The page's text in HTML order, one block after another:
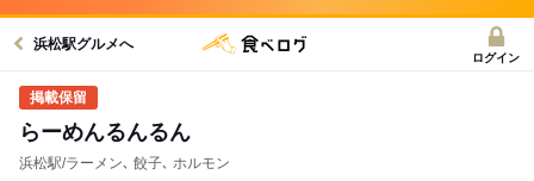
浜松駅グルメへ
ログイン
らーめんるんるん
浜松駅/ラーメン､ 餃子､ ホルモン